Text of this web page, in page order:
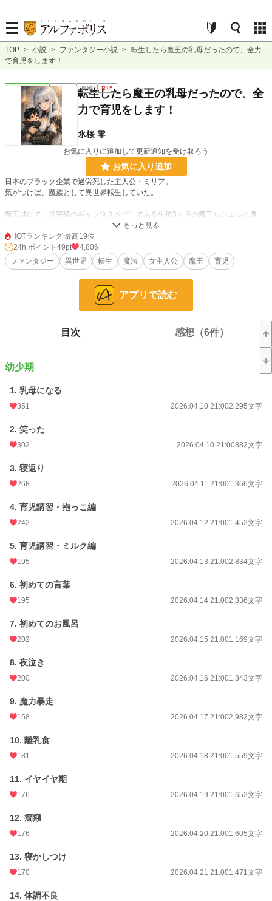
TOP > 小説 > ファンタジー小説 > 転生したら魔王の乳母だったので、全力
で育児をします！
ファンタジー 連載中 長編 R15
転生したら魔王の乳母だったので、全
力で育児をします！
氷桜 零
お気に入りに追加して更新通知を受け取ろう
お気に入り追加
日本のブラック企業で過労死した主人公・ミリア。
気がつけば、魔族として異世界転生していた。
魔王城にて、災害級のギャン泣きベビーである生後3ヶ月の魔王ルシエルと遭
保育士経験を活かして抱っこした瞬間、暴走魔力が静まり、全魔族が驚愕。
即座に「魔王の乳母」に任命され、育児を全面的に任されることに！？
16,574 位 / 228,838 件
2,844 位 / 53,329 件
249
24h.ポイント 49 pt
文字数
更新日時 2026.05.08 21:00
初回公開日時
週間ポイント
年間ポイント
HOTランキング 最高19位
24h.ポイント 49pt
4,806
ファンタジー
異世界 転生 魔法 女主人公 魔王 育児
アプリで読む
目次 感想（6件）
幼少期
1. 乳母になる
351 2026.04.10 21:002,295文字
2. 笑った
302 2026.04.10 21:00882文字
3. 寝返り
268 2026.04.11 21:001,366文字
4. 育児講習・抱っこ編
242 2026.04.12 21:001,452文字
5. 育児講習・ミルク編
195 2026.04.13 21:002,834文字
6. 初めての言葉
195 2026.04.14 21:002,336文字
7. 初めてのお風呂
202 2026.04.15 21:001,169文字
8. 夜泣き
200 2026.04.16 21:001,343文字
9. 魔力暴走
158 2026.04.17 21:002,982文字
10. 離乳食
181 2026.04.18 21:001,559文字
11. イヤイヤ期
176 2026.04.19 21:001,652文字
12. 癇癪
176 2026.04.20 21:001,605文字
13. 寝かしつけ
170 2026.04.21 21:001,471文字
14. 体調不良